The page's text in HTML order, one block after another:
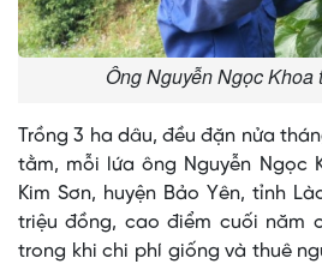
Ông Nguyễn Ngọc Khoa
Trồng 3 ha dâu, đều đặn nửa
tằm, mỗi lứa ông Nguyễn Ngọc
Kim Sơn, huyện Bảo Yên, tỉnh
triệu đồng, cao điểm cuối năm
trong khi chi phí giống và thuê